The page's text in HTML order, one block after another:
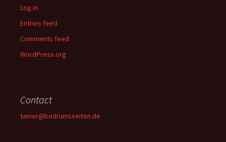
Log in
Entries feed
Comments feed
WordPress.org
Contact
tamer@bodrumsseiten.de